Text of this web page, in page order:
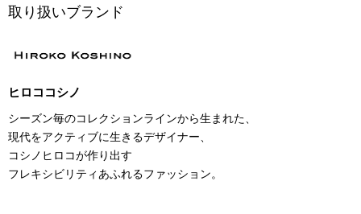
取り扱いブランド
ヒロココシノ
シーズン毎のコレクションラインから生まれた、
現代をアクティブに生きるデザイナー、
コシノヒロコが作り出す
フレキシビリティあふれるファッション。